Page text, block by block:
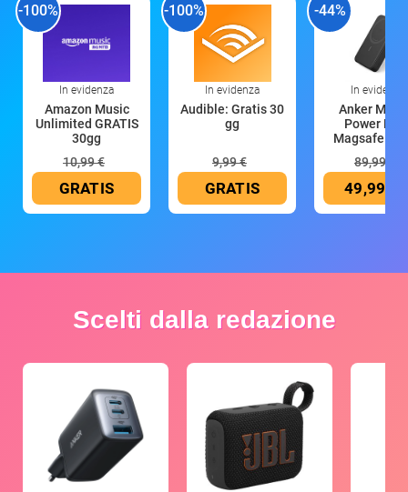
-100%
In evidenza
Amazon Music
Unlimited GRATIS
30gg
10,99 €
GRATIS
-100%
In evidenza
Audible: Gratis 30
gg
9,99 €
GRATIS
-44%
In evidenza
Anker
Power
Magsafe
89,99 €
49,99 €
Scelti dalla redazione